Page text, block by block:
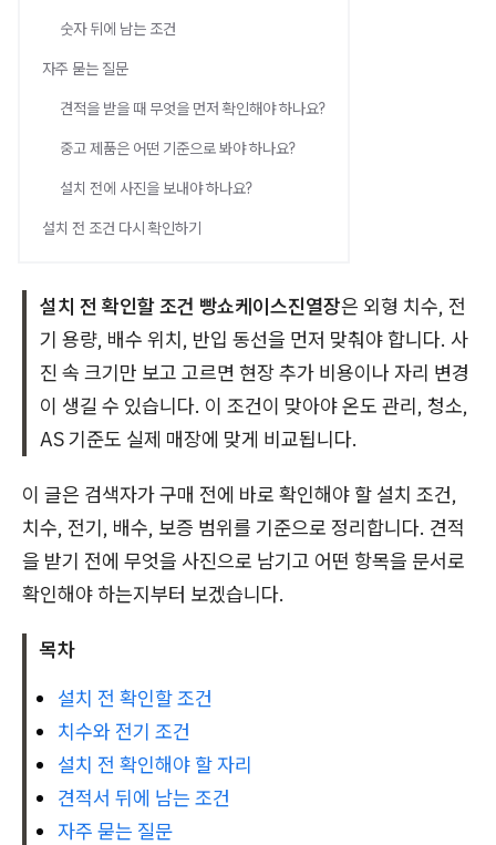
숫자 뒤에 남는 조건
자주 묻는 질문
견적을 받을 때 무엇을 먼저 확인해야 하나요?
중고 제품은 어떤 기준으로 봐야 하나요?
설치 전에 사진을 보내야 하나요?
설치 전 조건 다시 확인하기
설치 전 확인할 조건 빵쇼케이스진열장은 외형 치수, 전
기 용량, 배수 위치, 반입 동선을 먼저 맞춰야 합니다. 사
진 속 크기만 보고 고르면 현장 추가 비용이나 자리 변경
이 생길 수 있습니다. 이 조건이 맞아야 온도 관리, 청소,
AS 기준도 실제 매장에 맞게 비교됩니다.
이 글은 검색자가 구매 전에 바로 확인해야 할 설치 조건,
치수, 전기, 배수, 보증 범위를 기준으로 정리합니다. 견적
을 받기 전에 무엇을 사진으로 남기고 어떤 항목을 문서로
확인해야 하는지부터 보겠습니다.
목차
설치 전 확인할 조건
치수와 전기 조건
설치 전 확인해야 할 자리
견적서 뒤에 남는 조건
자주 묻는 질문